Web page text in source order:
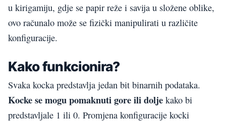
u kirigamiju, gdje se papir reže i savija u složene oblike,
ovo računalo može se fizički manipulirati u različite
konfiguracije.
Kako funkcionira?
Svaka kocka predstavlja jedan bit binarnih podataka.
Kocke se mogu pomaknuti gore ili dolje kako bi
predstavljale 1 ili 0. Promjena konfiguracije kocki